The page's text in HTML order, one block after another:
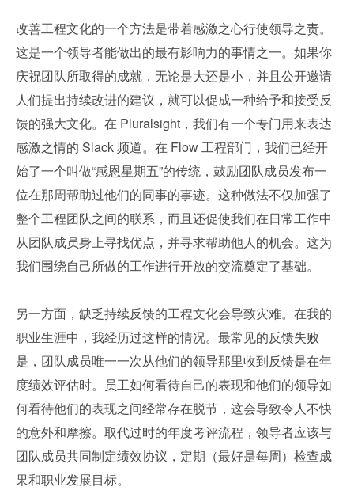
改善工程文化的一个方法是带着感激之心行使领导之责。
这是一个领导者能做出的最有影响力的事情之一。如果你
庆祝团队所取得的成就，无论是大还是小，并且公开邀请
人们提出持续改进的建议，就可以促成一种给予和接受反
馈的强大文化。在 Pluralsight，我们有一个专门用来表达
感激之情的 Slack 频道。在 Flow 工程部门，我们已经开
始了一个叫做“感恩星期五”的传统，鼓励团队成员发布一
位在那周帮助过他们的同事的事迹。这种做法不仅加强了
整个工程团队之间的联系，而且还促使我们在日常工作中
从团队成员身上寻找优点，并寻求帮助他人的机会。这为
我们围绕自己所做的工作进行开放的交流奠定了基础。
另一方面，缺乏持续反馈的工程文化会导致灾难。在我的
职业生涯中，我经历过这样的情况。最常见的反馈失败
是，团队成员唯一一次从他们的领导那里收到反馈是在年
度绩效评估时。员工如何看待自己的表现和他们的领导如
何看待他们的表现之间经常存在脱节，这会导致令人不快
的意外和摩擦。取代过时的年度考评流程，领导者应该与
团队成员共同制定绩效协议，定期（最好是每周）检查成
果和职业发展目标。